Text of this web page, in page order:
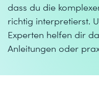
dass du die
richtig interpretierst.
Experten helfen dir
Anleitungen oder